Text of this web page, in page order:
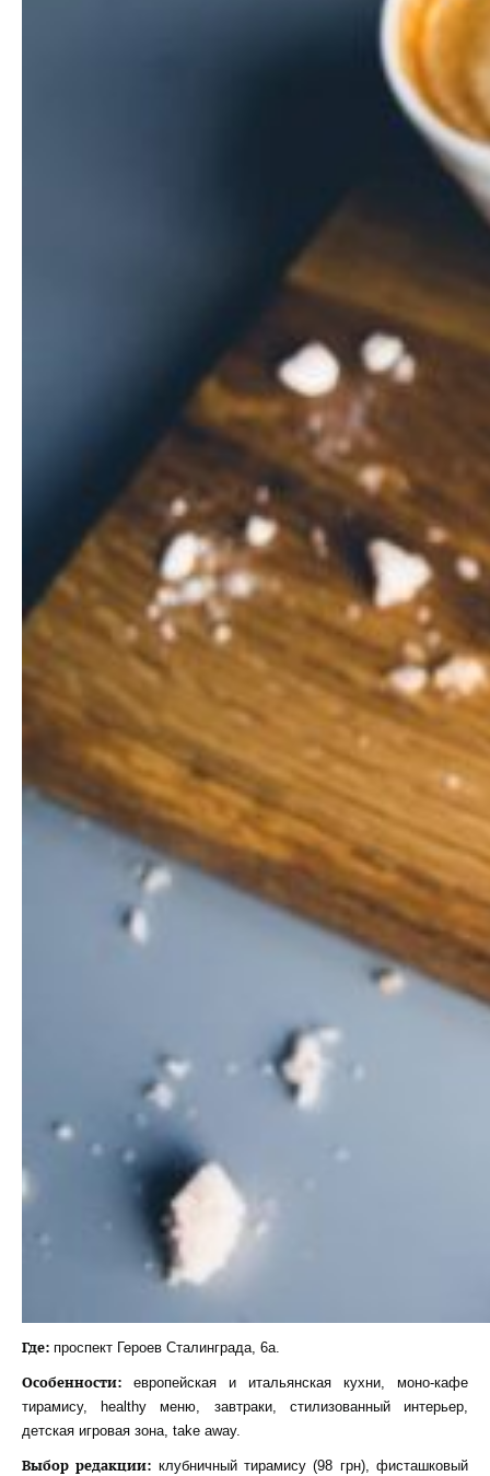
Где: проспект Героев Сталинграда, 6а.
Особенности: европейская и итальянская кухни, моно-кафе
тирамису, healthy меню, завтраки, стилизованный интерьер,
детская игровая зона, take away.
Выбор редакции: клубничный тирамису (98 грн), фисташковый